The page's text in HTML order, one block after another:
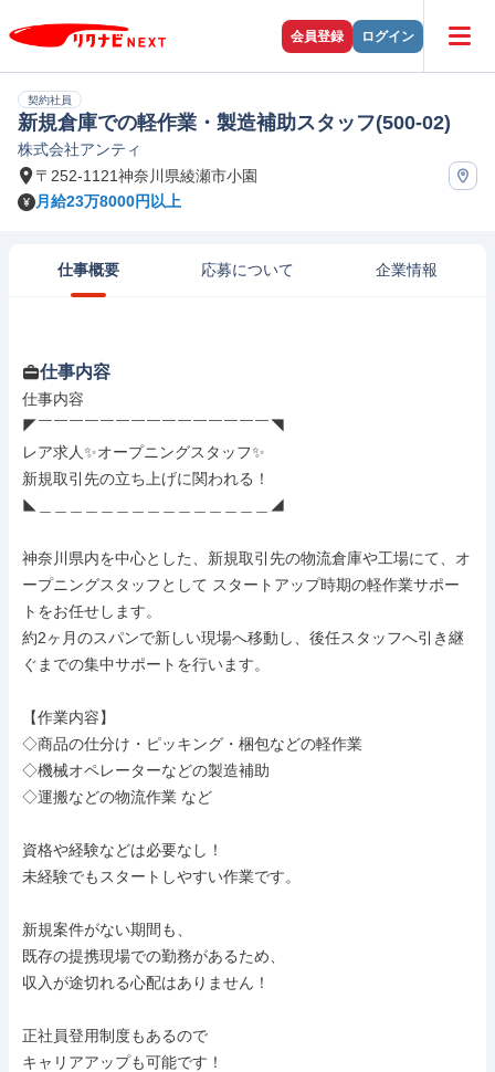
会員登録 ログイン
契約社員
新規倉庫での軽作業・製造補助スタッフ(500-02)
株式会社アンティ
〒252-1121神奈川県綾瀬市小園
月給23万8000円以上
仕事概要 応募について 企業情報
仕事内容
仕事内容
◤￣￣￣￣￣￣￣￣￣￣￣￣￣￣￣◥
レア求人✨オープニングスタッフ✨
新規取引先の立ち上げに関われる！
◣＿＿＿＿＿＿＿＿＿＿＿＿＿＿＿◢
神奈川県内を中心とした、新規取引先の物流倉庫や工場にて、オ
ープニングスタッフとして スタートアップ時期の軽作業サポー
トをお任せします。
約2ヶ月のスパンで新しい現場へ移動し、後任スタッフへ引き継
ぐまでの集中サポートを行います。
【作業内容】
◇商品の仕分け・ピッキング・梱包などの軽作業
◇機械オペレーターなどの製造補助
◇運搬などの物流作業 など
資格や経験などは必要なし！
未経験でもスタートしやすい作業です。
新規案件がない期間も、
既存の提携現場での勤務があるため、
収入が途切れる心配はありません！
正社員登用制度もあるので
キャリアアップも可能です！